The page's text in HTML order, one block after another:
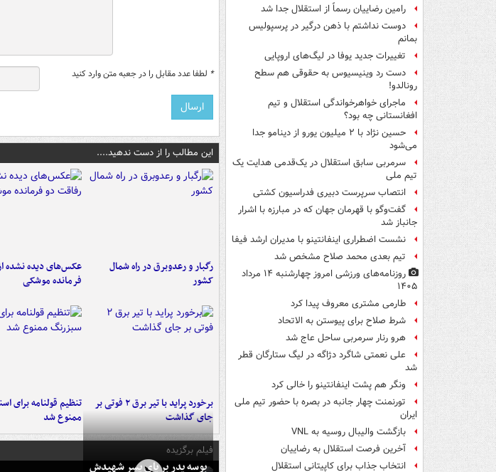
رامین رضاییان رسماً از استقلال جدا شد
دوست نداشتم با ذهن درگیر در پرسپولیس
بمانم
تغییرات جدید یوفا در لیگ‌های اروپایی
دست رد وینیسیوس به حقوقی هم سطح
رونالدو!
ماجرای خواهرخواندگی استقلال و تیم
افغانستانی چه بود؟
حسین نژاد با ۲ میلیون یورو از دینامو جدا
می‌شود
سرمربی سابق استقلال در یک‌قدمی هدایت یک
تیم ملی
انتصاب سرپرست دبیری فدراسیون کشتی
گفت‌وگو با قهرمان جهان که در مبارزه با اشرار
جانباز شد
نشست اضطراری اینفانتینو با مدیران ارشد فیفا
تیم بعدی محمد صلاح مشخص شد
روزنامه‌های ورزشی امروز چهارشنبه ۱۴ مرداد
۱۴۰۵
طارمی مشتری معروف پیدا کرد
شرط صلاح برای پیوستن به الاتحاد
هرو رنار سرمربی ساحل عاج شد
علی نعمتی شاگرد دژاگه در لیگ ستارگان قطر
شد
ونگر هم پشت اینفانتینو را خالی کرد
تورنمنت چهار جانبه در بصره با حضور تیم ملی
ایران
بازگشت والیبال روسیه به VNL
آخرین فرصت استقلال به رضاییان
انتخاب جذاب برای کاپیتانی استقلال
* لطفا عدد مقابل را در جعبه متن وارد کنید
این مطالب را از دست ندهید....
رگبار و رعدوبرق در راه شمال
کشور
عکس‌های دیده نشده
فرمانده‌ موشکی
برخورد پراید با تیر برق ۲ فوتی بر
جای گذاشت
تنظیم قولنامه برای
ممنوع شد
فیلم برگزیده
بوسه‌ پدر بر پای پسر شهیدش